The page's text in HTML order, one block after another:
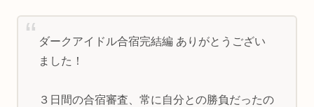
ダークアイドル合宿完結編 ありがとうござい
ました！
３日間の合宿審査、常に自分との勝負だったの